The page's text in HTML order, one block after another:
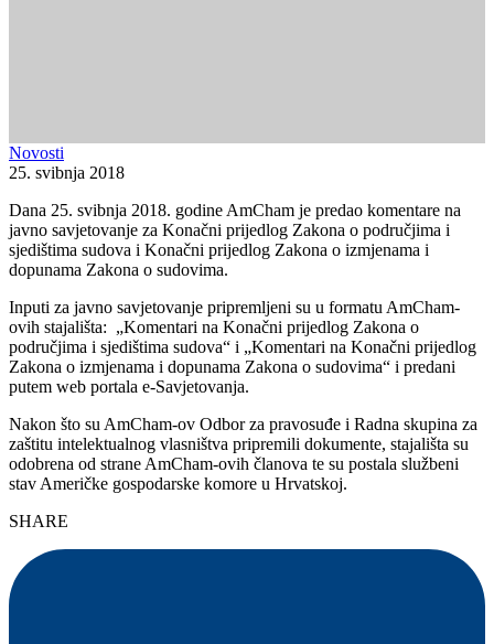
Novosti
25. svibnja 2018
Dana 25. svibnja 2018. godine AmCham je predao komentare na
javno savjetovanje za Konačni prijedlog Zakona o područjima i
sjedištima sudova i Konačni prijedlog Zakona o izmjenama i
dopunama Zakona o sudovima.
Inputi za javno savjetovanje pripremljeni su u formatu AmCham-
ovih stajališta: „Komentari na Konačni prijedlog Zakona o
područjima i sjedištima sudova“ i „Komentari na Konačni prijedlog
Zakona o izmjenama i dopunama Zakona o sudovima“ i predani
putem web portala e-Savjetovanja.
Nakon što su AmCham-ov Odbor za pravosuđe i Radna skupina za
zaštitu intelektualnog vlasništva pripremili dokumente, stajališta su
odobrena od strane AmCham-ovih članova te su postala službeni
stav Američke gospodarske komore u Hrvatskoj.
SHARE